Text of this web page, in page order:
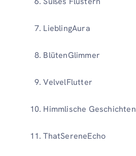
LieblingAura
BlütenGlimmer
VelvelFlutter
Himmlische Geschichten
ThatSereneEcho